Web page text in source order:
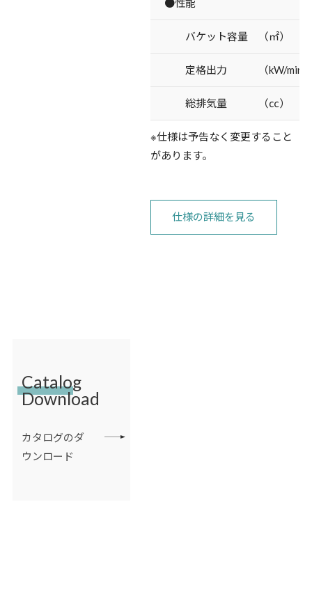
バケット容量 （㎡）
定格出力 （kW/min-1
総排気量 （㏄）
※仕様は予告なく変更すること
があります。
仕様の詳細を見る
Catalog
Download
カタログのダ
ウンロード